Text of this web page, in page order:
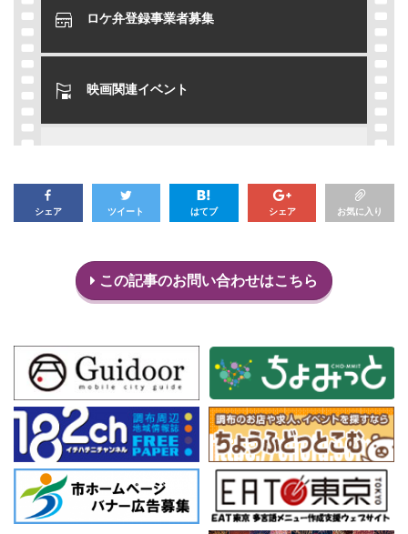
ロケ弁登録事業者募集
映画関連イベント
シェア ツイート はてブ シェア お気に入り
この記事のお問い合わせはこちら